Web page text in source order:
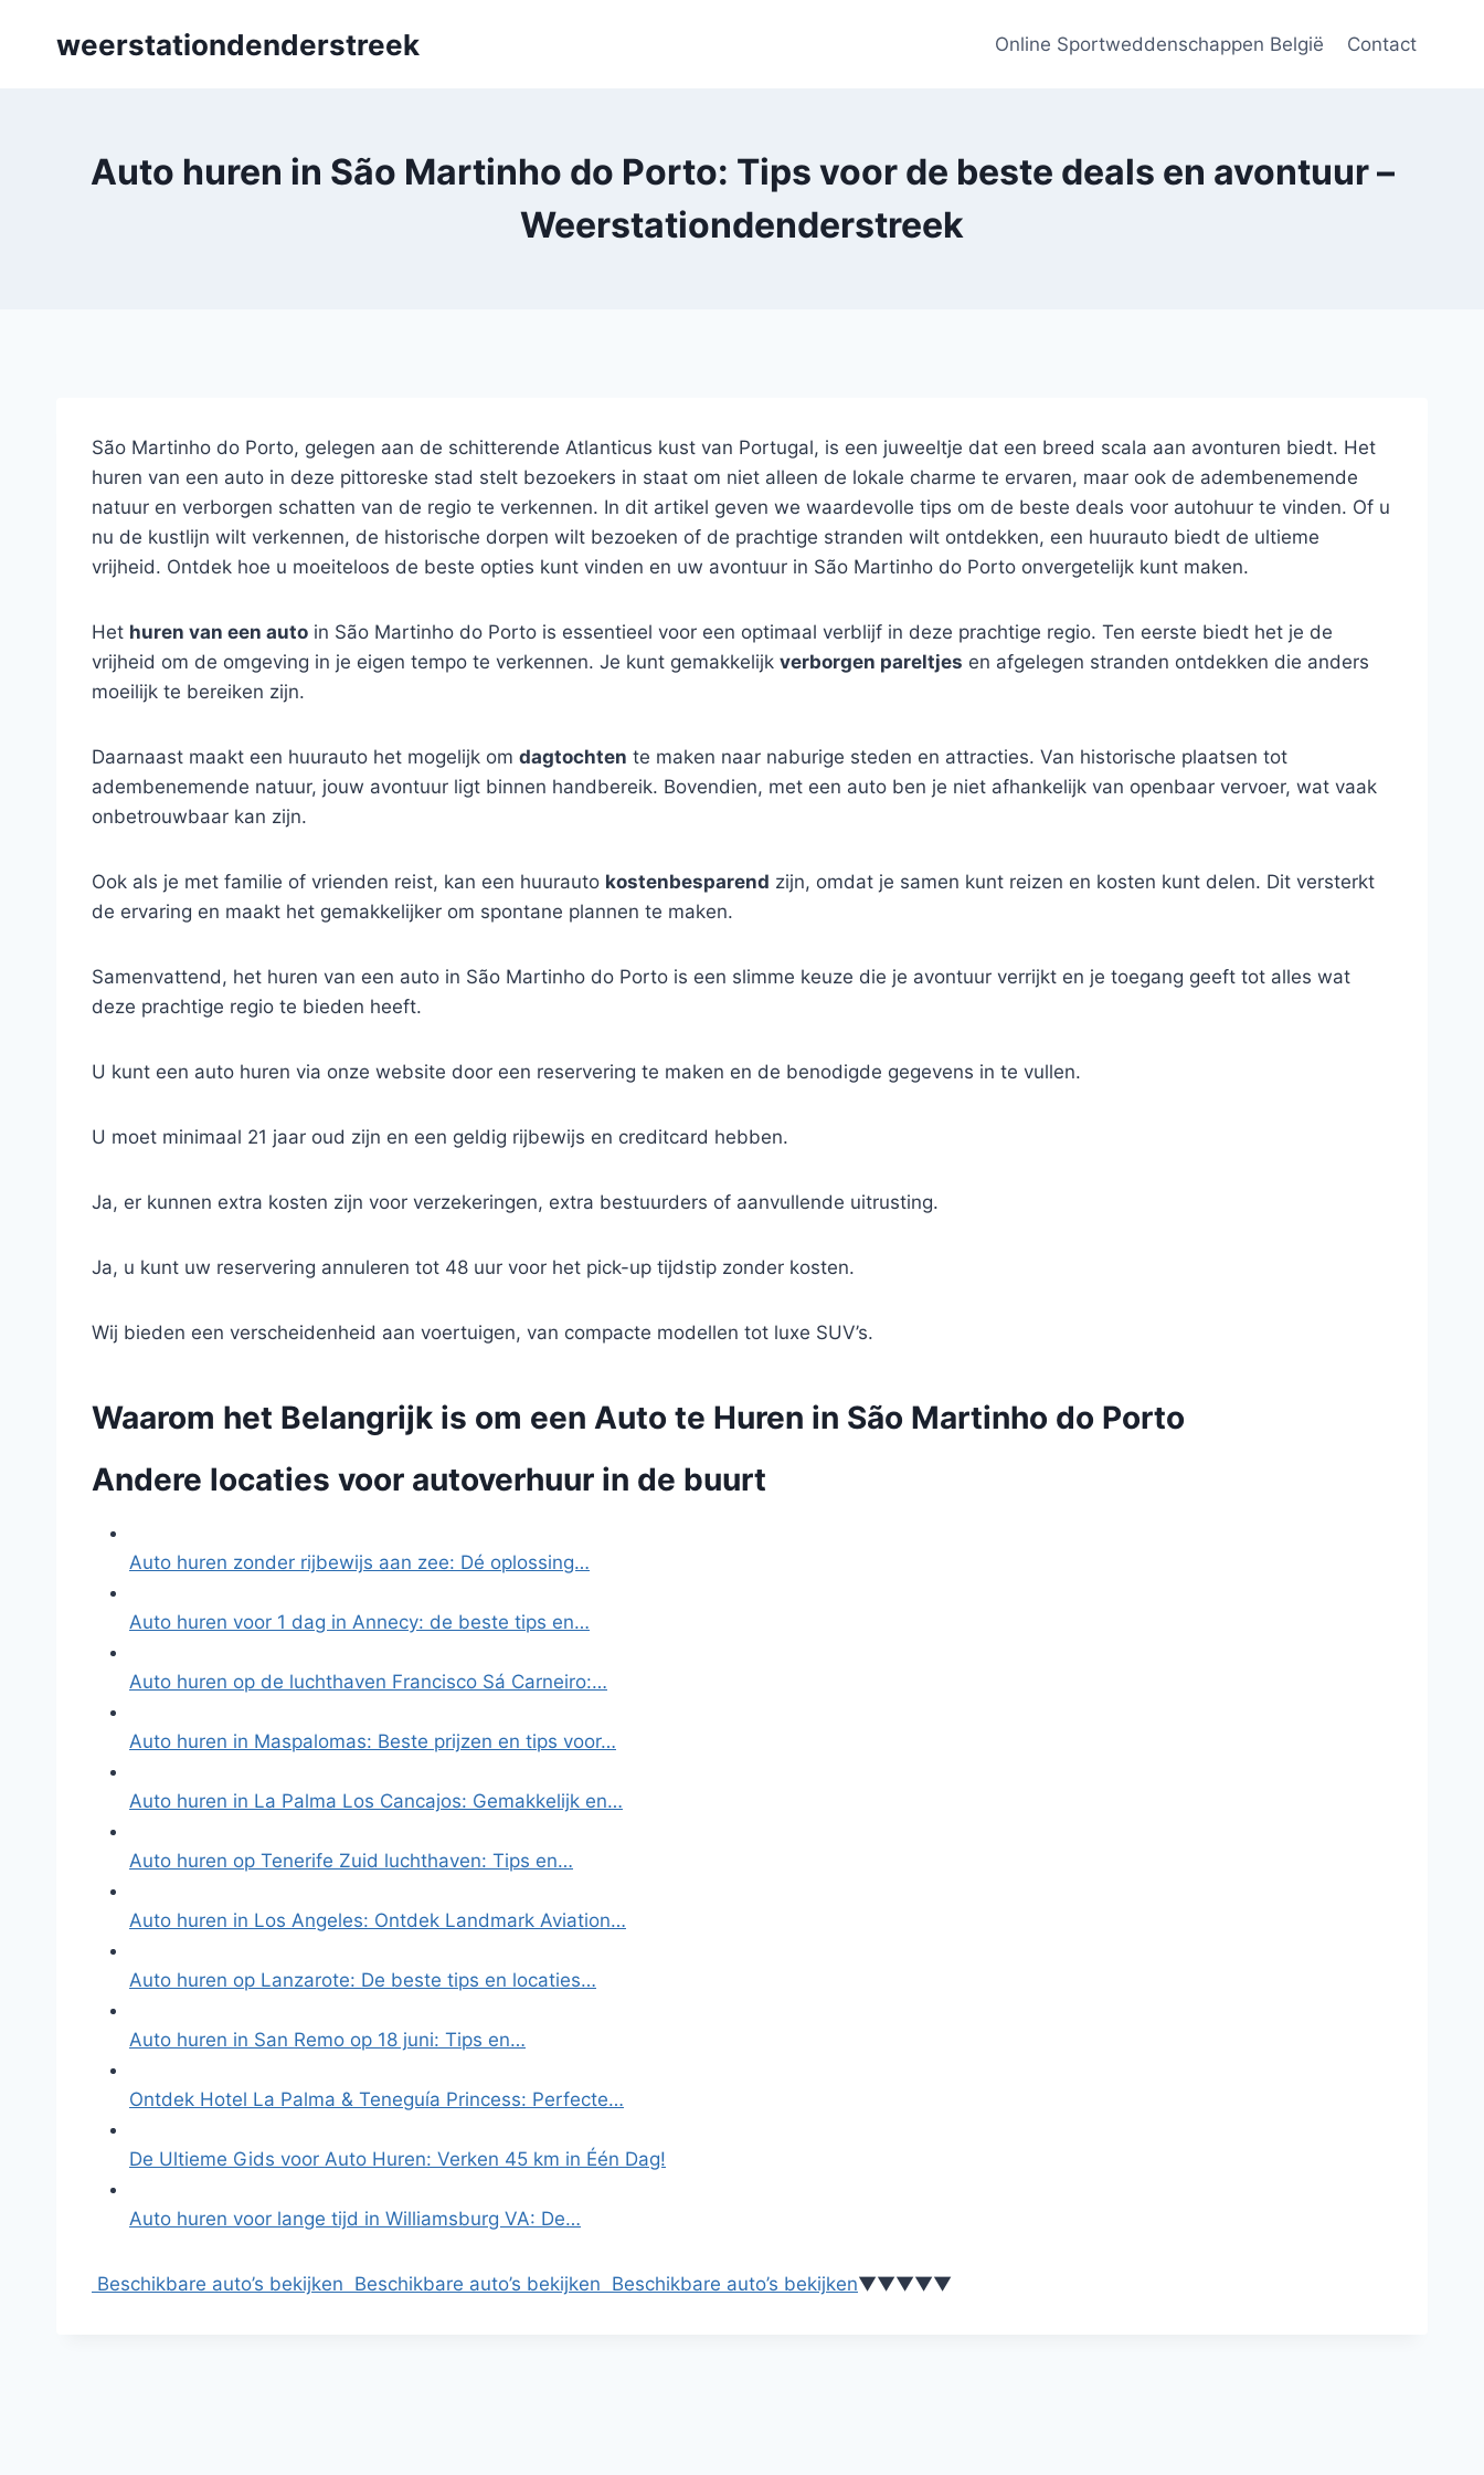
weerstationdenderstreek Online Sportweddenschappen België Contact
Auto huren in São Martinho do Porto: Tips voor de beste deals en avontuur –
Weerstationdenderstreek
São Martinho do Porto, gelegen aan de schitterende Atlanticus kust van Portugal, is een juweeltje dat een breed scala aan avonturen biedt. Het
huren van een auto in deze pittoreske stad stelt bezoekers in staat om niet alleen de lokale charme te ervaren, maar ook de adembenemende
natuur en verborgen schatten van de regio te verkennen. In dit artikel geven we waardevolle tips om de beste deals voor autohuur te vinden. Of u
nu de kustlijn wilt verkennen, de historische dorpen wilt bezoeken of de prachtige stranden wilt ontdekken, een huurauto biedt de ultieme
vrijheid. Ontdek hoe u moeiteloos de beste opties kunt vinden en uw avontuur in São Martinho do Porto onvergetelijk kunt maken.
Het huren van een auto in São Martinho do Porto is essentieel voor een optimaal verblijf in deze prachtige regio. Ten eerste biedt het je de
vrijheid om de omgeving in je eigen tempo te verkennen. Je kunt gemakkelijk verborgen pareltjes en afgelegen stranden ontdekken die anders
moeilijk te bereiken zijn.
Daarnaast maakt een huurauto het mogelijk om dagtochten te maken naar naburige steden en attracties. Van historische plaatsen tot
adembenemende natuur, jouw avontuur ligt binnen handbereik. Bovendien, met een auto ben je niet afhankelijk van openbaar vervoer, wat vaak
onbetrouwbaar kan zijn.
Ook als je met familie of vrienden reist, kan een huurauto kostenbesparend zijn, omdat je samen kunt reizen en kosten kunt delen. Dit versterkt
de ervaring en maakt het gemakkelijker om spontane plannen te maken.
Samenvattend, het huren van een auto in São Martinho do Porto is een slimme keuze die je avontuur verrijkt en je toegang geeft tot alles wat
deze prachtige regio te bieden heeft.
U kunt een auto huren via onze website door een reservering te maken en de benodigde gegevens in te vullen.
U moet minimaal 21 jaar oud zijn en een geldig rijbewijs en creditcard hebben.
Ja, er kunnen extra kosten zijn voor verzekeringen, extra bestuurders of aanvullende uitrusting.
Ja, u kunt uw reservering annuleren tot 48 uur voor het pick-up tijdstip zonder kosten.
Wij bieden een verscheidenheid aan voertuigen, van compacte modellen tot luxe SUV’s.
Waarom het Belangrijk is om een Auto te Huren in São Martinho do Porto
Andere locaties voor autoverhuur in de buurt
Auto huren zonder rijbewijs aan zee: Dé oplossing…
Auto huren voor 1 dag in Annecy: de beste tips en…
Auto huren op de luchthaven Francisco Sá Carneiro:…
Auto huren in Maspalomas: Beste prijzen en tips voor…
Auto huren in La Palma Los Cancajos: Gemakkelijk en…
Auto huren op Tenerife Zuid luchthaven: Tips en…
Auto huren in Los Angeles: Ontdek Landmark Aviation…
Auto huren op Lanzarote: De beste tips en locaties…
Auto huren in San Remo op 18 juni: Tips en…
Ontdek Hotel La Palma & Teneguía Princess: Perfecte…
De Ultieme Gids voor Auto Huren: Verken 45 km in Één Dag!
Auto huren voor lange tijd in Williamsburg VA: De…
Beschikbare auto’s bekijken Beschikbare auto’s bekijken Beschikbare auto’s bekijken▼▼▼▼▼